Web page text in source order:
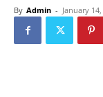
By Admin - January